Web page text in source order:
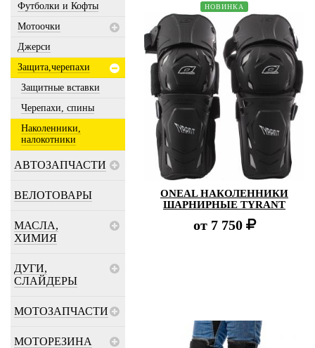
Футболки и Кофты
Мотоочки
Джерси
Защита,черепахи
Защитные вставки
Черепахи, спины
Наколенники,
налокотники
АВТОЗАПЧАСТИ
ВЕЛОТОВАРЫ
МАСЛА,
ХИМИЯ
ДУГИ,
СЛАЙДЕРЫ
МОТОЗАПЧАСТИ
МОТОРЕЗИНА
НОВИНКА
ONEAL НАКОЛЕННИКИ
ШАРНИРНЫЕ TYRANT
от 7 750